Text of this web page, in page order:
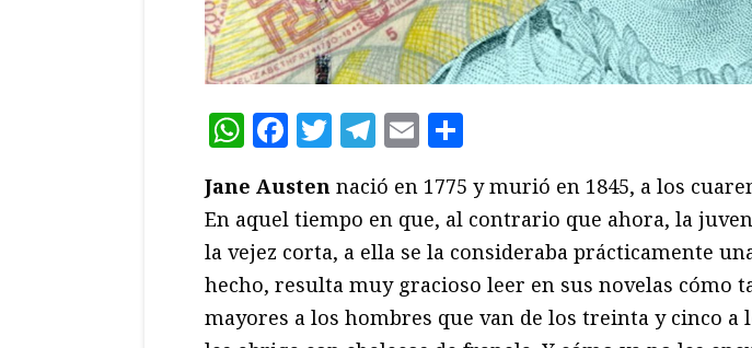
WhatsApp
Facebook
Twitter
Telegram
Email
Jane Austen nació en 1775 y murió en 1845, a los
En aquel tiempo en que, al contrario que ahora, la
la vejez corta, a ella se la consideraba prácticamente
hecho, resulta muy gracioso leer en sus novelas cómo
mayores a los hombres que van de los treinta y cinco a